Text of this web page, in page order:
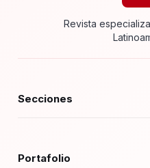
Revista
Secciones
Portafolio